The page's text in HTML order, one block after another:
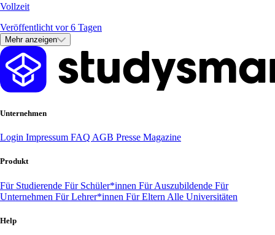
Vollzeit
Veröffentlicht vor 6 Tagen
Mehr anzeigen
Unternehmen
Login Impressum FAQ AGB Presse Magazine
Produkt
Für Studierende Für Schüler*innen Für Auszubildende Für
Unternehmen Für Lehrer*innen Für Eltern Alle Universitäten
Help